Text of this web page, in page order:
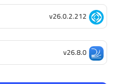
v26.0.2.212
v26.8.0